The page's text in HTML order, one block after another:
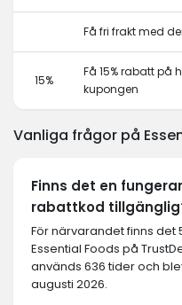
Få fri frakt med
15%
Få 15% rabatt på
kupongen
Vanliga frågor på
Finns det en
rabattkod
För närvarandet finns
Essential Foods på
används 636 tider och
augusti 2026.